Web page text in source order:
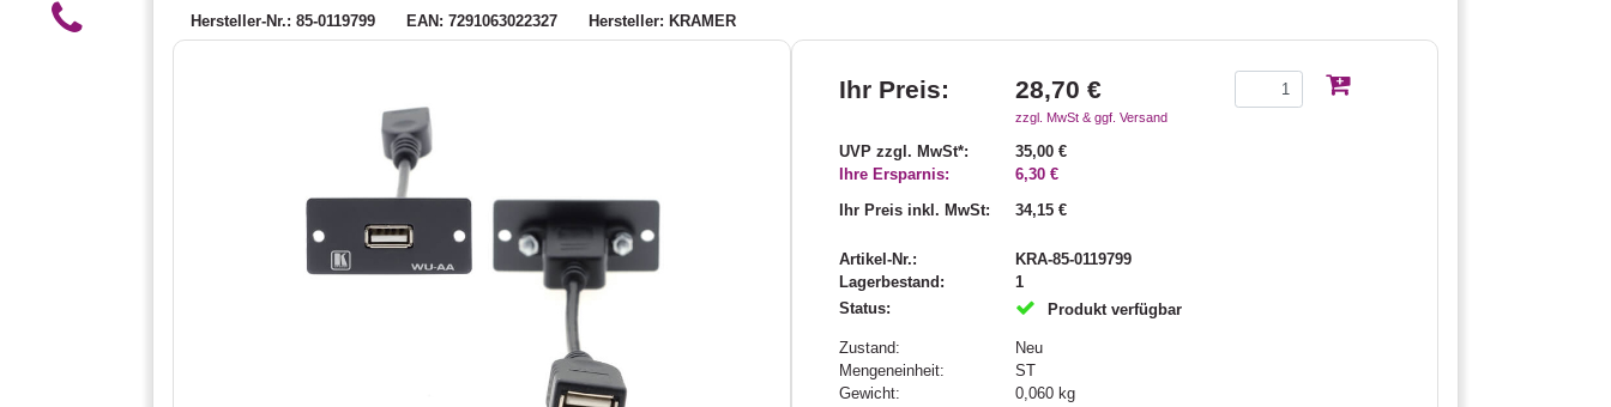
Hersteller-Nr.: 85-0119799 EAN: 7291063022327 Hersteller: KRAMER
Ihr Preis: 28,70 €
zzgl. MwSt & ggf. Versand
UVP zzgl. MwSt*:
35,00 €
Ihre Ersparnis:
6,30 €
Ihr Preis inkl. MwSt:
34,15 €
Artikel-Nr.:
KRA-85-0119799
Lagerbestand:
1
Status:
Produkt verfügbar
Zustand:
Neu
Mengeneinheit:
ST
Gewicht:
0,060 kg